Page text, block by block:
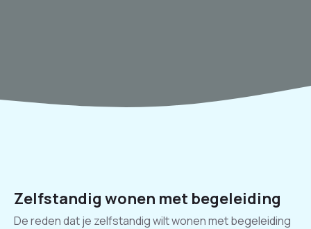
Zelfstandig wonen met begeleiding
De reden dat je zelfstandig wilt wonen met begeleiding